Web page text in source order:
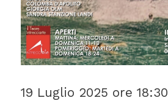
19 Luglio 2025 ore 18:30